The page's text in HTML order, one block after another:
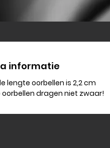
informatie
lengte oorbellen is 2,2 cm
oorbellen dragen niet zwaar!